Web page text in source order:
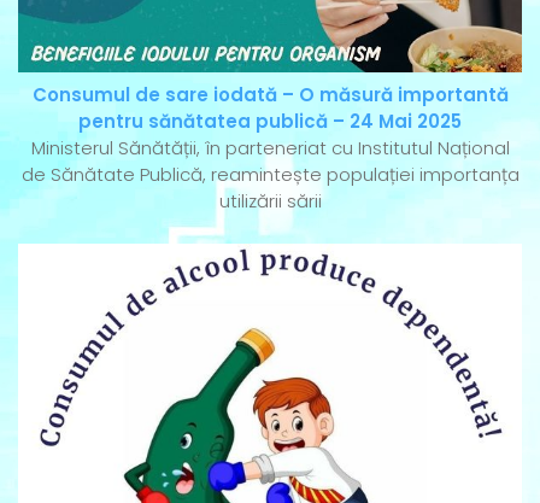
Consumul de sare iodată – O măsură importantă
pentru sănătatea publică – 24 Mai 2025
Ministerul Sănătății, în parteneriat cu Institutul Național
de Sănătate Publică, reamintește populației importanța
utilizării sării